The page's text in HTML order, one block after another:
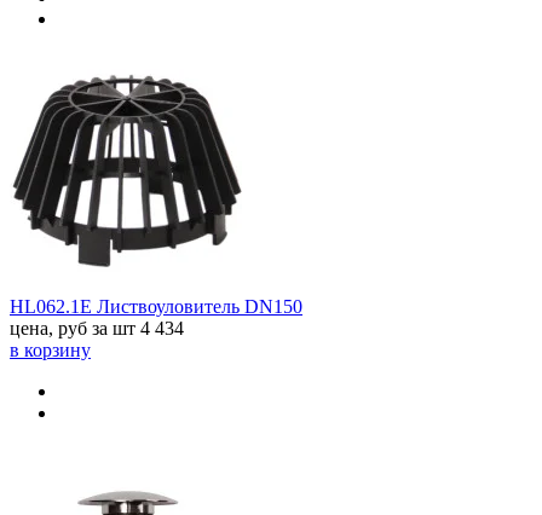
HL062.1E Листвоуловитель DN150
цена, руб за шт 4 434
в корзину